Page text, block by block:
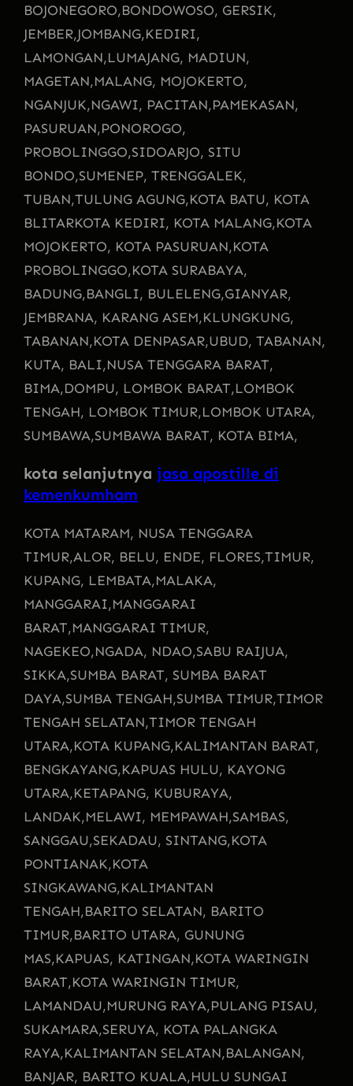
BOJONEGORO,BONDOWOSO, GERSIK,
JEMBER,JOMBANG,KEDIRI,
LAMONGAN,LUMAJANG, MADIUN,
MAGETAN,MALANG, MOJOKERTO,
NGANJUK,NGAWI, PACITAN,PAMEKASAN,
PASURUAN,PONOROGO,
PROBOLINGGO,SIDOARJO, SITU
BONDO,SUMENEP, TRENGGALEK,
TUBAN,TULUNG AGUNG,KOTA BATU, KOTA
BLITARKOTA KEDIRI, KOTA MALANG,KOTA
MOJOKERTO, KOTA PASURUAN,KOTA
PROBOLINGGO,KOTA SURABAYA,
BADUNG,BANGLI, BULELENG,GIANYAR,
JEMBRANA, KARANG ASEM,KLUNGKUNG,
TABANAN,KOTA DENPASAR,UBUD, TABANAN,
KUTA, BALI,NUSA TENGGARA BARAT,
BIMA,DOMPU, LOMBOK BARAT,LOMBOK
TENGAH, LOMBOK TIMUR,LOMBOK UTARA,
SUMBAWA,SUMBAWA BARAT, KOTA BIMA,
kota selanjutnya jasa apostille di
kemenkumham
KOTA MATARAM, NUSA TENGGARA
TIMUR,ALOR, BELU, ENDE, FLORES,TIMUR,
KUPANG, LEMBATA,MALAKA,
MANGGARAI,MANGGARAI
BARAT,MANGGARAI TIMUR,
NAGEKEO,NGADA, NDAO,SABU RAIJUA,
SIKKA,SUMBA BARAT, SUMBA BARAT
DAYA,SUMBA TENGAH,SUMBA TIMUR,TIMOR
TENGAH SELATAN,TIMOR TENGAH
UTARA,KOTA KUPANG,KALIMANTAN BARAT,
BENGKAYANG,KAPUAS HULU, KAYONG
UTARA,KETAPANG, KUBURAYA,
LANDAK,MELAWI, MEMPAWAH,SAMBAS,
SANGGAU,SEKADAU, SINTANG,KOTA
PONTIANAK,KOTA
SINGKAWANG,KALIMANTAN
TENGAH,BARITO SELATAN, BARITO
TIMUR,BARITO UTARA, GUNUNG
MAS,KAPUAS, KATINGAN,KOTA WARINGIN
BARAT,KOTA WARINGIN TIMUR,
LAMANDAU,MURUNG RAYA,PULANG PISAU,
SUKAMARA,SERUYA, KOTA PALANGKA
RAYA,KALIMANTAN SELATAN,BALANGAN,
BANJAR, BARITO KUALA,HULU SUNGAI